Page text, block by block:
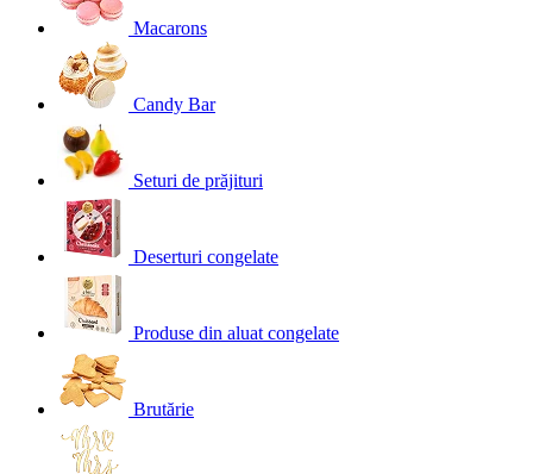
Macarons
Candy Bar
Seturi de prăjituri
Deserturi congelate
Produse din aluat congelate
Brutărie